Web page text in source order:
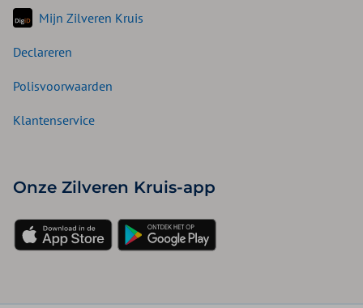
Mijn Zilveren Kruis
Declareren
Polisvoorwaarden
Klantenservice
Onze Zilveren Kruis-app